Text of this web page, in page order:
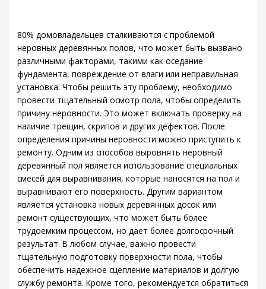
80% домовладельцев сталкиваются с проблемой
неровных деревянных полов, что может быть вызвано
различными факторами, такими как оседание
фундамента, повреждение от влаги или неправильная
установка. Чтобы решить эту проблему, необходимо
провести тщательный осмотр пола, чтобы определить
причину неровности. Это может включать проверку на
наличие трещин, скрипов и других дефектов. После
определения причины неровности можно приступить к
ремонту. Одним из способов выровнять неровный
деревянный пол является использование специальных
смесей для выравнивания, которые наносятся на пол и
выравнивают его поверхность. Другим вариантом
является установка новых деревянных досок или
ремонт существующих, что может быть более
трудоемким процессом, но дает более долгосрочный
результат. В любом случае, важно провести
тщательную подготовку поверхности пола, чтобы
обеспечить надежное сцепление материалов и долгую
службу ремонта. Кроме того, рекомендуется обратиться